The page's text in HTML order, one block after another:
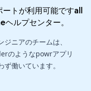
トが利用可能ですall
ヘルプセンター。
ニアのチームは、
のようなpowrアプリ
働いています。